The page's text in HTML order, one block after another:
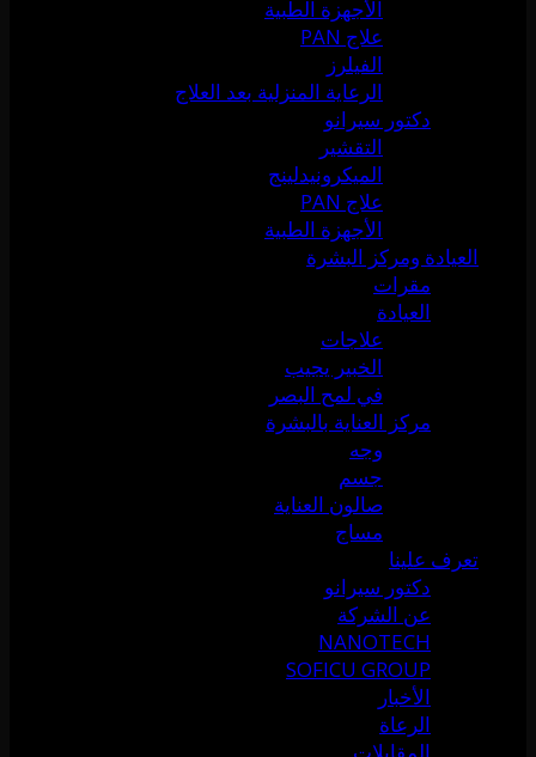
الأجهزة الطبية
علاج PAN
الفيلرز
الرعاية المنزلية بعد العلاج
دكتور سيرانو
التقشير
الميكرونيدلينج
علاج PAN
الأجهزة الطبية
العيادة ومركز البشرة
مقرات
العيادة
علاجات
الخبير يجيب
في لمح البصر
مركز العناية بالبشرة
وجه
جسم
صالون العناية
مساج
تعرف علينا
دكتور سيرانو
عن الشركة
NANOTECH
SOFICU GROUP
الأخبار
الرعاة